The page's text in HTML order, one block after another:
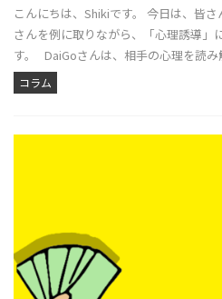
こんにちは、Shikiです。 今日は、皆
さんを例に取りながら、「心理誘導」
す。 DaiGoさんは、相手の心理を読み
コラム